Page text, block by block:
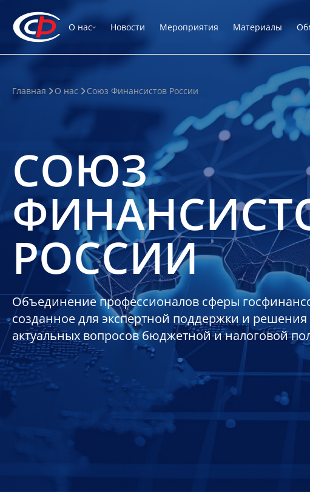
О нас Новости Мероприятия Материалы
Главная О нас Союз Финансистов России
СОЮЗ
РОССИИ
Объединение профессионалов сферы
созданное для экспертной поддержки и решения
актуальных вопросов бюджетной и налоговой